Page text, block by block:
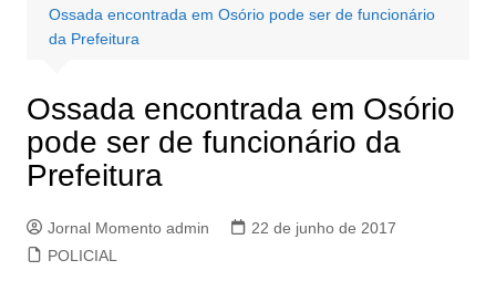
Ossada encontrada em Osório pode ser de funcionário
da Prefeitura
Ossada encontrada em Osório
pode ser de funcionário da
Prefeitura
Jornal Momento admin
22 de junho de 2017
POLICIAL